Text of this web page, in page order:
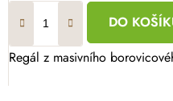
DO
Regál z masivního